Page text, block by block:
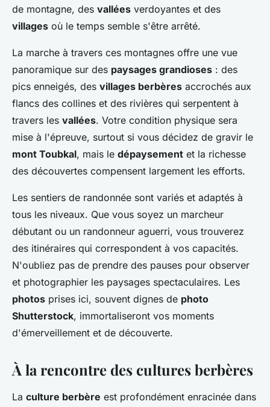
de montagne, des vallées verdoyantes et des
villages où le temps semble s'être arrêté.
La marche à travers ces montagnes offre une vue
panoramique sur des paysages grandioses : des
pics enneigés, des villages berbères accrochés aux
flancs des collines et des rivières qui serpentent à
travers les vallées. Votre condition physique sera
mise à l'épreuve, surtout si vous décidez de gravir le
mont Toubkal, mais le dépaysement et la richesse
des découvertes compensent largement les efforts.
Les sentiers de randonnée sont variés et adaptés à
tous les niveaux. Que vous soyez un marcheur
débutant ou un randonneur aguerri, vous trouverez
des itinéraires qui correspondent à vos capacités.
N'oubliez pas de prendre des pauses pour observer
et photographier les paysages spectaculaires. Les
photos prises ici, souvent dignes de photo
Shutterstock, immortaliseront vos moments
d'émerveillement et de découverte.
À la rencontre des cultures berbères
La culture berbère est profondément enracinée dans